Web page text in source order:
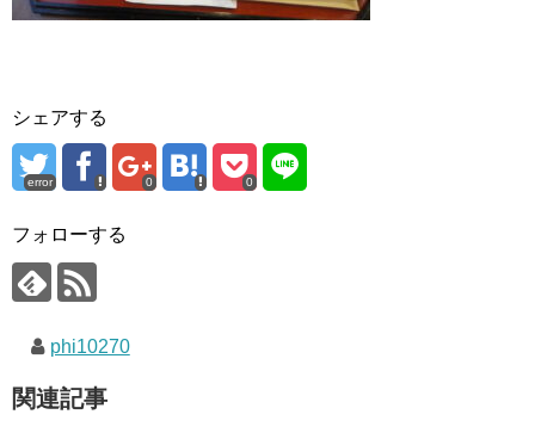
シェアする
error 0 0
フォローする
phi10270
関連記事